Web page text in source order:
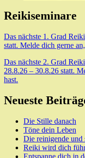
Reikiseminare
Das nächste 1. Grad
statt. Melde dich gerne
Das nächste 2. Grad
28.8.26 – 30.8.26 statt.
hast.
Neueste
Die Stille danach
Töne dein Leben
Die reinigende und
Reiki wird dich